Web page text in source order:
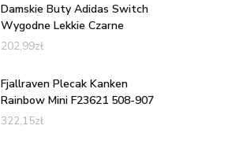
Damskie Buty Adidas Switch
Wygodne Lekkie Czarne
202,99zł
Fjallraven Plecak Kanken
Rainbow Mini F23621 508-907
322,15zł